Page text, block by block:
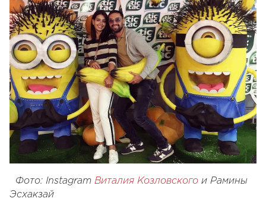
Фото: Instagram Виталия Козловского и Рамины
Эсхакзай